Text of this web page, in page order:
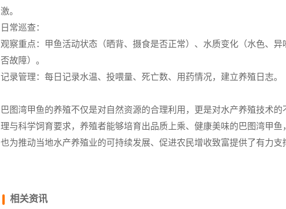
激。
日常巡查：
观察重点：甲鱼活动状态（晒背、摄食是否正常）、水质变化（水色、
否故障）。
记录管理：每日记录水温、投喂量、死亡数、用药情况，建立养殖日志。
巴图湾甲鱼的养殖不仅是对自然资源的合理利用，更是对水产养殖技术
理与科学饲育要求，养殖者能够培育出品质上乘、健康美味的巴图湾甲
也为推动当地水产养殖业的可持续发展、促进农民增收致富提供了有力支
相关资讯